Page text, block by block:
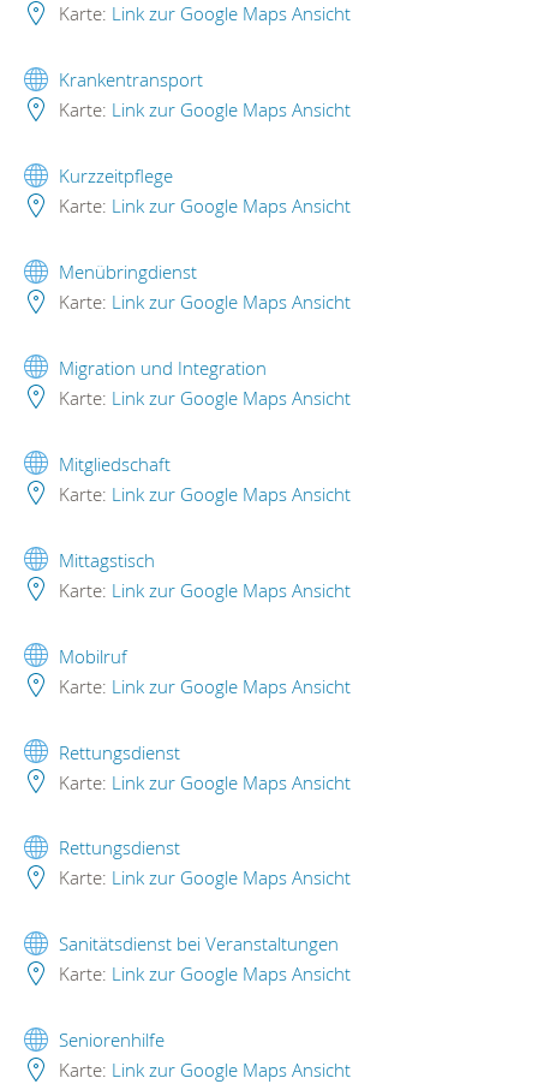
Karte: Link zur Google Maps Ansicht
Krankentransport
Karte: Link zur Google Maps Ansicht
Kurzzeitpflege
Karte: Link zur Google Maps Ansicht
Menübringdienst
Karte: Link zur Google Maps Ansicht
Migration und Integration
Karte: Link zur Google Maps Ansicht
Mitgliedschaft
Karte: Link zur Google Maps Ansicht
Mittagstisch
Karte: Link zur Google Maps Ansicht
Mobilruf
Karte: Link zur Google Maps Ansicht
Rettungsdienst
Karte: Link zur Google Maps Ansicht
Rettungsdienst
Karte: Link zur Google Maps Ansicht
Sanitätsdienst bei Veranstaltungen
Karte: Link zur Google Maps Ansicht
Seniorenhilfe
Karte: Link zur Google Maps Ansicht